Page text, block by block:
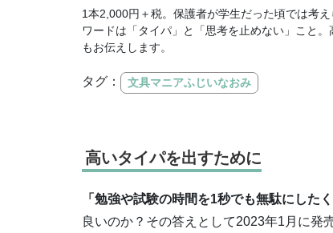
1本2,000円＋税。保護者が学生だった頃では考
ワードは「タイパ」と「思考を止めない」こと
もお伝えします。
タグ： 文具マニアふじいなおみ
高いタイパを出すために
「勉強や試験の時間を1秒でも無駄にしたく
良いのか？その答えとして2023年1月に発